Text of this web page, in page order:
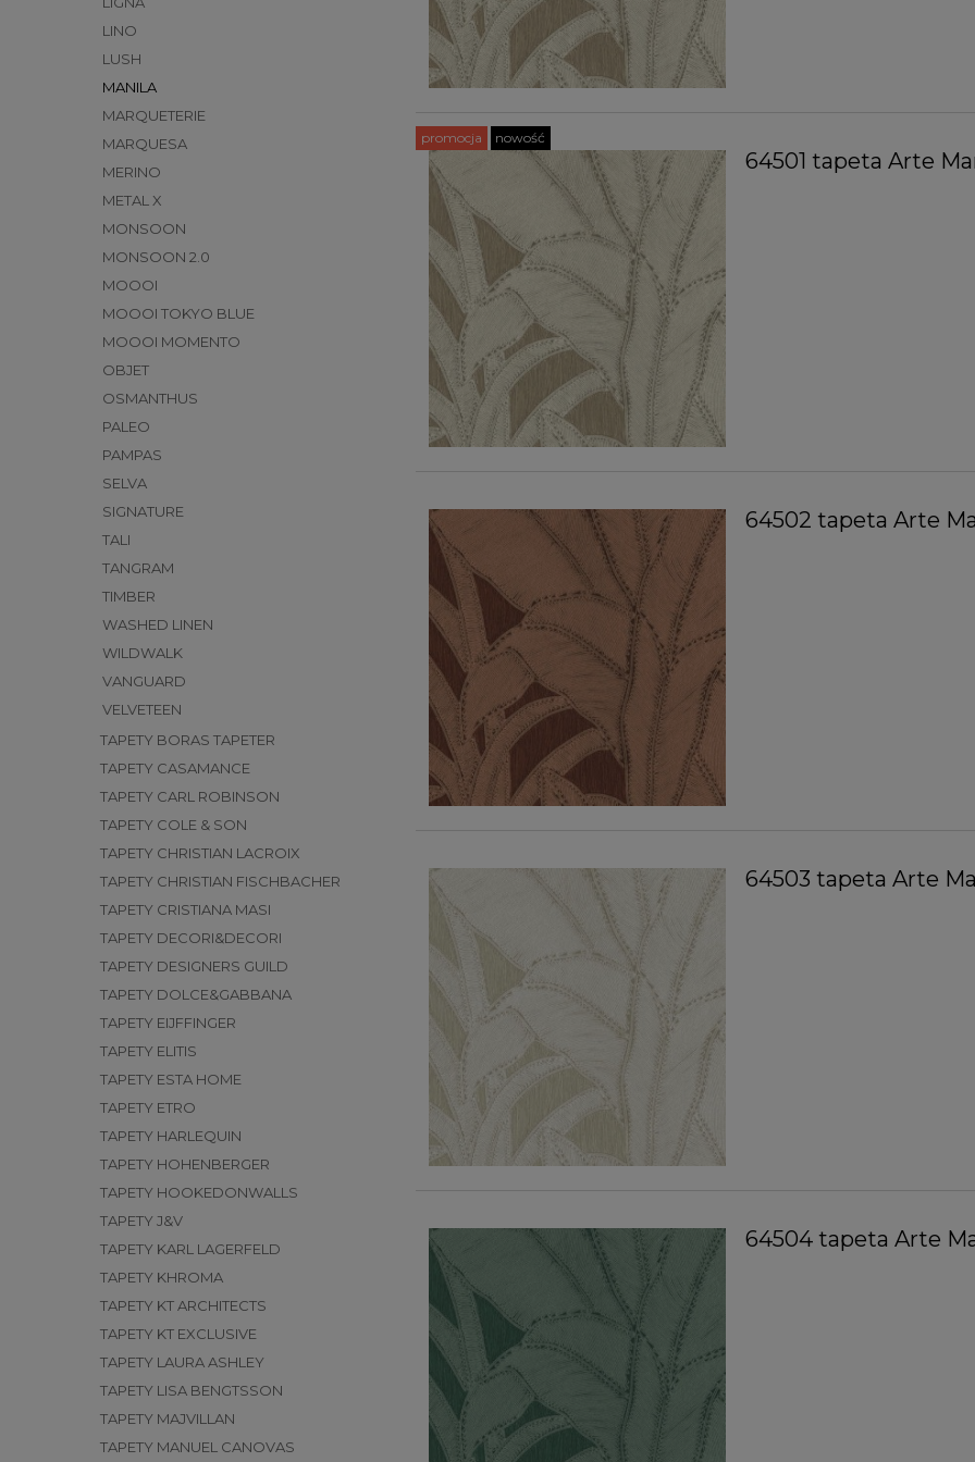
LINO
LUSH
MANILA
MARQUETERIE
MARQUESA
MERINO
METAL X
MONSOON
MONSOON 2.0
MOOOI
MOOOI TOKYO BLUE
MOOOI MOMENTO
OBJET
OSMANTHUS
PALEO
PAMPAS
SELVA
SIGNATURE
TALI
TANGRAM
TIMBER
WASHED LINEN
WILDWALK
VANGUARD
VELVETEEN
TAPETY BORAS TAPETER
TAPETY CASAMANCE
TAPETY CARL ROBINSON
TAPETY COLE & SON
TAPETY CHRISTIAN LACROIX
TAPETY CHRISTIAN FISCHBACHER
TAPETY CRISTIANA MASI
TAPETY DECORI&DECORI
TAPETY DESIGNERS GUILD
TAPETY DOLCE&GABBANA
TAPETY EIJFFINGER
TAPETY ELITIS
TAPETY ESTA HOME
TAPETY ETRO
TAPETY HARLEQUIN
TAPETY HOHENBERGER
TAPETY HOOKEDONWALLS
TAPETY J&V
TAPETY KARL LAGERFELD
TAPETY KHROMA
TAPETY KT ARCHITECTS
TAPETY KT EXCLUSIVE
TAPETY LAURA ASHLEY
TAPETY LISA BENGTSSON
TAPETY MAJVILLAN
TAPETY MANUEL CANOVAS
64501 tapeta Arte
promocja nowość
64502 tapeta Arte
64503 tapeta Arte
64504 tapeta Arte